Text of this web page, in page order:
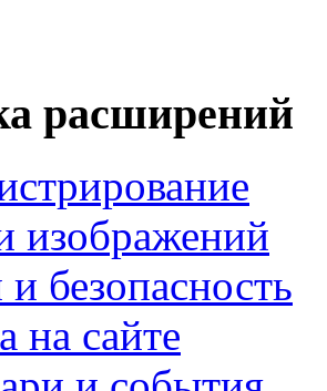
расширений
изображений
безопасность
на сайте